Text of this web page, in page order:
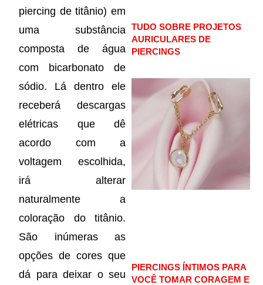
piercing de titânio) em
uma substância
composta de água
com bicarbonato de
sódio. Lá dentro ele
receberá descargas
elétricas que dê
acordo com a
voltagem escolhida,
irá alterar
naturalmente a
coloração do titânio.
São inúmeras as
opções de cores que
dá para deixar o seu
TUDO SOBRE PROJETOS
AURICULARES DE
PIERCINGS
PIERCINGS ÍNTIMOS PARA
VOCÊ TOMAR CORAGEM E